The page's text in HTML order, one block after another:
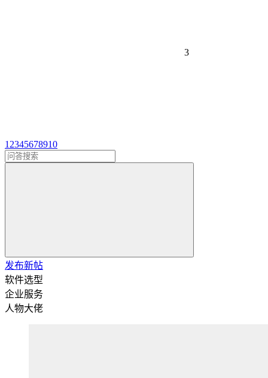
3
1 2345678910
发布新帖
软件选型
企业服务
人物大佬